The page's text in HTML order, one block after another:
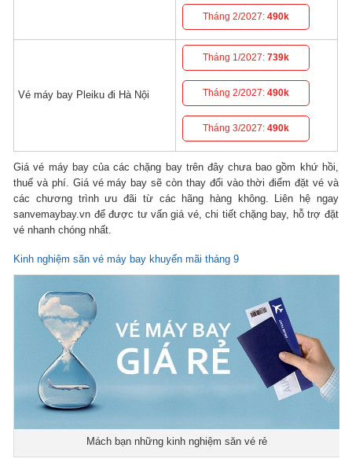
Tháng 2/2027:490k
Vé máy bay Pleiku đi Hà Nội
Tháng 1/2027:739k
Tháng 2/2027:490k
Tháng 3/2027:490k
Giá vé máy bay của các chặng bay trên đây chưa bao gồm khứ hồi,
thuế và phí. Giá vé máy bay sẽ còn thay đổi vào thời điểm đặt vé và
các chương trình ưu đãi từ các hãng hàng không. Liên hệ ngay
sanvemaybay.vn để được tư vấn giá vé, chi tiết chặng bay, hỗ trợ đặt
vé nhanh chóng nhất.
Kinh nghiệm săn vé máy bay khuyến mãi tháng 9
Mách bạn những kinh nghiệm săn vé rẻ